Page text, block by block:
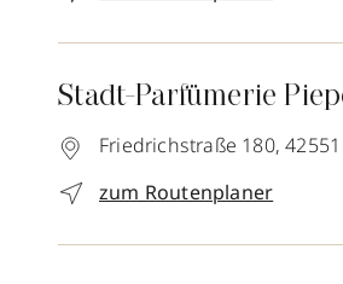
Stadt-Parfümerie
Friedrichstraße 180, 42551
zum Routenplaner